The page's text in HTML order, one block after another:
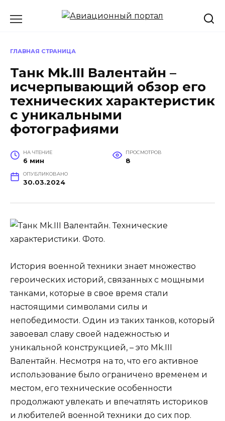
ГЛАВНАЯ СТРАНИЦА
Танк Mk.III Валентайн –
исчерпывающий обзор его
технических характеристик
с уникальными
фотографиями
НА ЧТЕНИЕ
6 мин
ПРОСМОТРОВ
8
ОПУБЛИКОВАНО
30.03.2024
История военной техники знает множество
героических историй, связанных с мощными
танками, которые в свое время стали
настоящими символами силы и
непобедимости. Один из таких танков, который
завоевал славу своей надежностью и
уникальной конструкцией, – это Mk.III
Валентайн. Несмотря на то, что его активное
использование было ограничено временем и
местом, его технические особенности
продолжают увлекать и впечатлять историков
и любителей военной техники до сих пор.